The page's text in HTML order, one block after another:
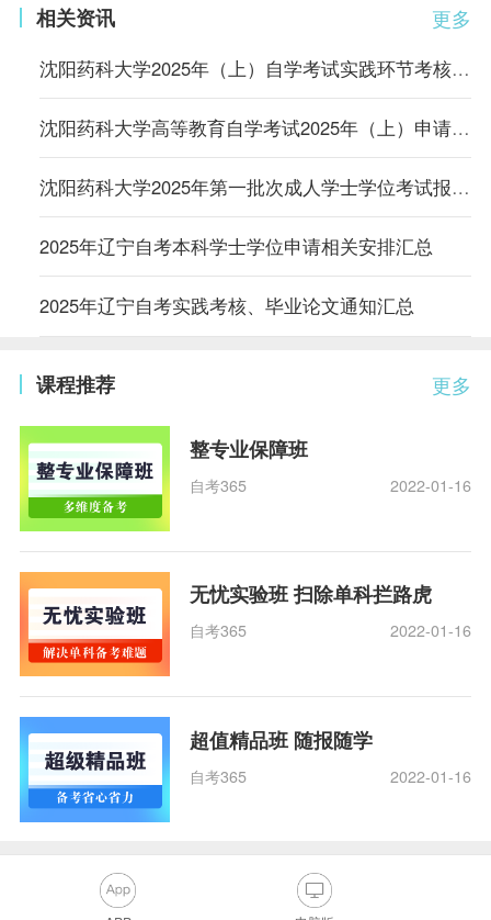
更多
相关资讯
沈阳药科大学2025年（上）自学考试实践环节考核及毕业论文科目确认的通知
沈阳药科大学高等教育自学考试2025年（上）申请学士学位的通知
沈阳药科大学2025年第一批次成人学士学位考试报名的通知
2025年辽宁自考本科学士学位申请相关安排汇总
2025年辽宁自考实践考核、毕业论文通知汇总
更多
课程推荐
整专业保障班
自考365 2022-01-16
无忧实验班 扫除单科拦路虎
自考365 2022-01-16
超值精品班 随报随学
自考365 2022-01-16